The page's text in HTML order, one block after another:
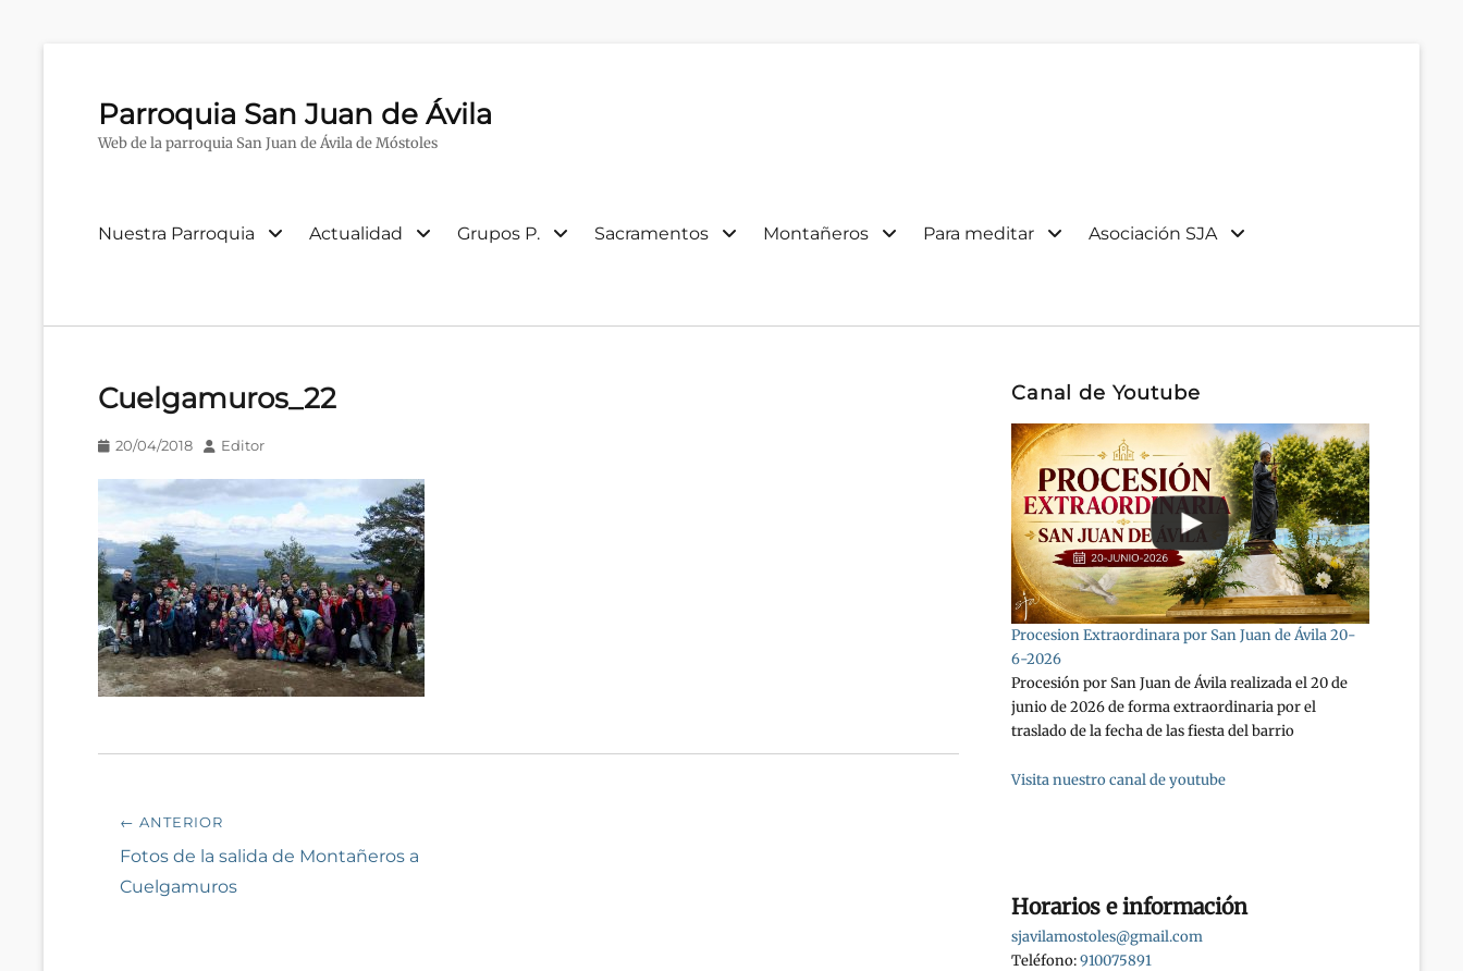
Parroquia San Juan de Ávila
Web de la parroquia San Juan de Ávila de Móstoles
Menú
Nuestra Parroquia Actualidad Grupos P. Sacramentos Montañeros Para meditar Asociación SJA
Cuelgamuros_22
Publicado
20/04/2018 AutorEditor
Navegación
de
entradas
← ANTERIOR
Entrada
anterior:
Fotos de la salida de Montañeros a
Cuelgamuros
Canal de Youtube
Procesion Extraordinara por San Juan de Ávila 20-
6-2026
Procesión por San Juan de Ávila realizada el 20 de
junio de 2026 de forma extraordinaria por el
traslado de la fecha de las fiesta del barrio
Visita nuestro canal de youtube
Horarios e información
sjavilamostoles@gmail.com
Teléfono:910075891